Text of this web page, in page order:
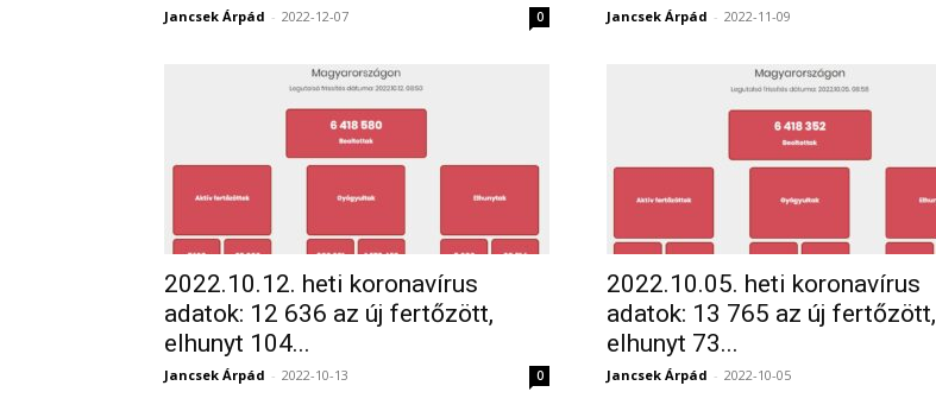
Jancsek Árpád - 2022-12-07 0 Jancsek Árpád - 2022-11-09
2022.10.12. heti koronavírus
adatok: 12 636 az új fertőzött,
elhunyt 104...
Jancsek Árpád - 2022-10-13 0
2022.10.05. heti koronavírus
adatok: 13 765 az új fertőzött,
elhunyt 73...
Jancsek Árpád - 2022-10-05